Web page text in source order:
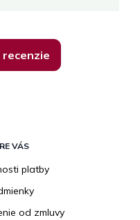
VÁS
platby
od zmluvy